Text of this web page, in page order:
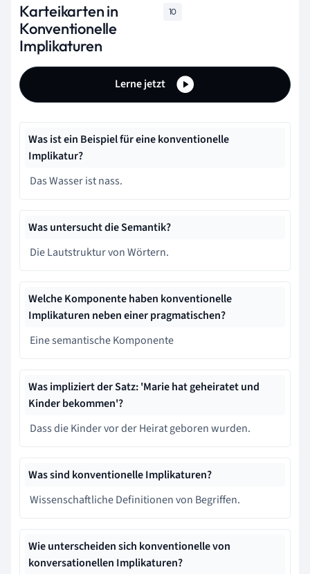
Karteikarten in
Konventionelle
Implikaturen
10
Lerne jetzt
Was ist ein Beispiel für eine konventionelle
Implikatur?
Das Wasser ist nass.
Was untersucht die Semantik?
Die Lautstruktur von Wörtern.
Welche Komponente haben konventionelle
Implikaturen neben einer pragmatischen?
Eine semantische Komponente
Was impliziert der Satz: 'Marie hat geheiratet und
Kinder bekommen'?
Dass die Kinder vor der Heirat geboren wurden.
Was sind konventionelle Implikaturen?
Wissenschaftliche Definitionen von Begriffen.
Wie unterscheiden sich konventionelle von
konversationellen Implikaturen?